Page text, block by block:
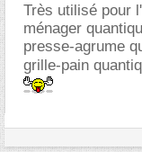
Très utilisé pour
ménager
presse-agrume
grille-pain